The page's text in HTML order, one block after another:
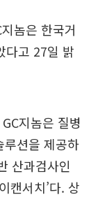
놈은 한국거
다고 27일 밝
지놈은 질병
루션을 제공하
산과검사인
캔서치’다. 상